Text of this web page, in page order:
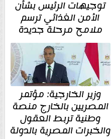
توجيهات الرئيس بشأن
الأمن الغذائي ترسم
ملامح مرحلة جديدة
وزير الخارجية: مؤتمر
المصريين بالخارج منصة
وطنية تربط العقول
والخبرات المصرية بالدولة